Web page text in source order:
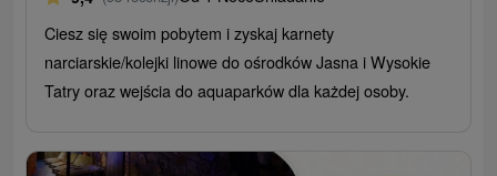
Ciesz się swoim pobytem i zyskaj karnety
narciarskie/kolejki linowe do ośrodków Jasna i Wysokie
Tatry oraz wejścia do aquaparków dla każdej osoby.